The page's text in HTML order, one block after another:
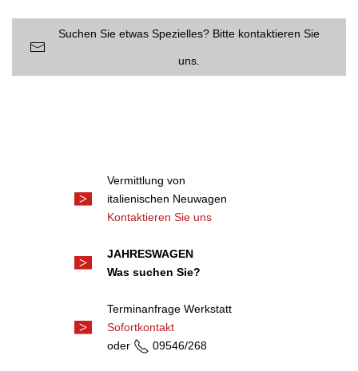
Suchen Sie etwas Spezielles? Bitte kontaktieren Sie
uns.
Vermittlung von
italienischen Neuwagen
Kontaktieren Sie uns
JAHRESWAGEN
Was suchen Sie?
Terminanfrage Werkstatt
Sofortkontakt
oder
09546/268